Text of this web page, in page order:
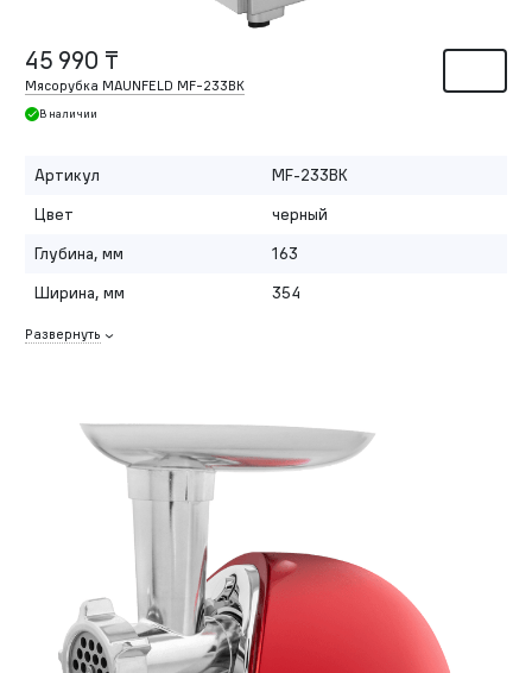
45 990 ₸
Мясорубка MAUNFELD MF-233BK
В наличии
Артикул
MF-233BK
Цвет
черный
Глубина, мм
163
Ширина, мм
354
Развернуть